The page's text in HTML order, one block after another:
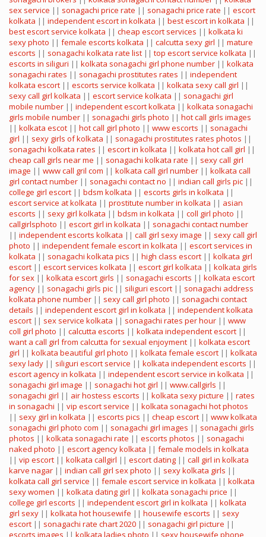
sex service || sonagachi price rate || sonagachi price rate || escort
kolkata || independent escort in kolkata || best escort in kolkata ||
best escort service kolkata || cheap escort services || kolkata ki
sexy photo || female escorts kolkata || calcutta sexy girl || mature
escorts || sonagachi kolkata rate list || top escort service kolkata ||
escorts in siliguri || kolkata sonagachi girl phone number || kolkata
sonagachi rates || sonagachi prostitutes rates || independent
kolkata escort || escorts service kolkata || kolkata sexy call girl ||
sexy call girl kolkata || escort service kolkata || sonagachi girl
mobile number || independent escort kolkata || kolkata sonagachi
girls mobile number || sonagachi girls photo || hot call girls images
|| kolkata escot || hot call girl photo || www escorts || sonagachi
girl || sexy girls of kolkata || sonagachi prostitutes rates photos ||
sonagachi kolkata rates || escort in kolkata || kolkata hot call girl ||
cheap call girls near me || sonagachi kolkata rate || sexy call girl
image || www call gril com || kolkata call girl number || kolkata call
girl contact number || sonagachi contact no || indian call girls pic ||
college girl escort || bdsm kolkata || escorts girls in kolkata ||
escort service at kolkata || prostitute number in kolkata || asian
escorts || sexy girl kolkata || bdsm in kolkata || coll girl photo ||
callgirlsphoto || escort girl in kolkata || sonagachi contact number
|| independent escorts kolkata || call girl sexy image || sexy call girl
photo || independent female escort in kolkata || escort services in
kolkata || sonagachi kolkata pics || high class escort || kolkata girl
escort || escort services kolkata || escort girl kolkata || kolkata girls
for sex || kolkata escort girls || sonagachi escorts || kolkata escort
agency || sonagachi girls pic || siliguri escort || sonagachi address
kolkata phone number || sexy call girl photo || sonagachi contact
details || independent escort girl in kolkata || independent kolkata
escort || sex service kolkata || sonagachi rates per hour || www
coll girl photo || calcutta escorts || kolkata independent escort ||
want a call girl from calcutta for sexual enjoyment || kolkata escort
girl || kolkata beautiful girl photo || kolkata female escort || kolkata
sexy lady || siliguri escort service || kolkata independent escorts ||
escort agency in kolkata || independent escort service in kolkata ||
sonagachi girl image || sonagachi hot girl || www.callgirls ||
sonagachi girl || air hostess escorts || kolkata sexy picture || rates
in sonagachi || vip escort service || kolkata sonagachi hot photos
|| sexy girl in kolkata || escorts pics || cheap escort || www kolkata
sonagachi girl photo com || sonagachi girl images || sonagachi girls
photos || kolkata sonagachi rate || escorts photos || sonagachi
naked photo || escort agency kolkata || female models in kolkata
|| vip escort || kolkata callgirl || escort dating || call girl in kolkata
karve nagar || indian call girl sex photo || sexy kolkata girls ||
kolkata call girl service || female escort service in kolkata || kolkata
sexy women || kolkata dating girl || kolkata sonagachi price ||
college girl escorts || independent escort girl in kolkata || kolkata
girl sexy || kolkata hot housewife || housewife escorts || sexy
escort || sonagachi rate chart 2020 || sonagachi girl picture ||
escorts images || kolkata ladies photo || sexy housewife phone